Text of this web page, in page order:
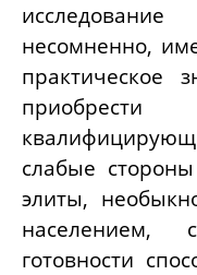
несомненно,
практическое
приобрести
слабые
элиты,
населением,
готовности